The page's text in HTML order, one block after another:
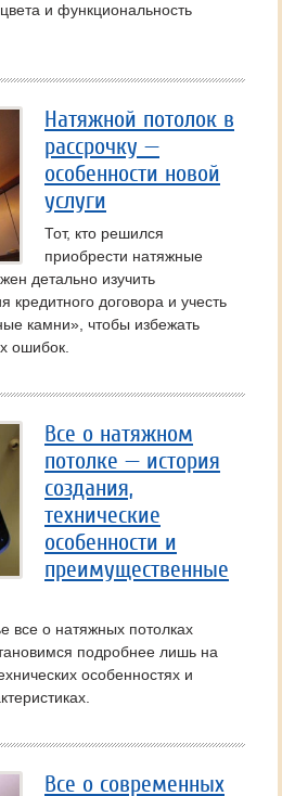
и функциональность
Натяжной потолок в
рассрочку —
особенности новой
услуги
Тот, кто решился
приобрести натяжные
детально изучить
договора и учесть
камни», чтобы избежать
ошибок.
Все о натяжном
потолке — история
создания,
технические
особенности и
преимущественные
все о натяжных потолках
подробнее лишь на
особенностях и
Все о современных